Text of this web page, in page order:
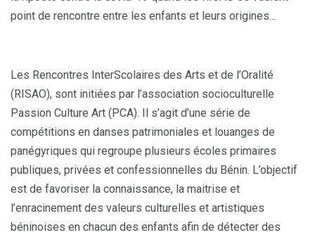
point de rencontre entre les enfants et leurs origines…
Les Rencontres InterScolaires des Arts et de l’Oralité
(RISAO), sont initiées par l’association socioculturelle
Passion Culture Art (PCA). Il s’agit d’une série de
compétitions en danses patrimoniales et louanges de
panégyriques qui regroupe plusieurs écoles primaires
publiques, privées et confessionnelles du Bénin. L’objectif
est de favoriser la connaissance, la maitrise et
l’enracinement des valeurs culturelles et artistiques
béninoises en chacun des enfants afin de détecter des